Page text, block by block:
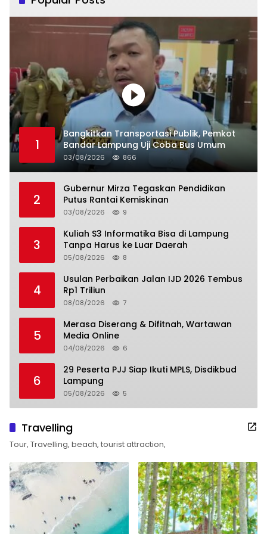
1
Bangkitkan Transportasi Publik, Pemkot
Bandar Lampung Uji Coba Bus Umum
03/08/2026 866
2
Gubernur Mirza Tegaskan Pendidikan
Putus Rantai Kemiskinan
03/08/2026 9
3
Kuliah S3 Informatika Bisa di Lampung
Tanpa Harus ke Luar Daerah
05/08/2026 8
4
Usulan Perbaikan Jalan IJD 2026 Tembus
Rp1 Triliun
08/08/2026 7
5
Merasa Diserang & Difitnah, Wartawan
Media Online
04/08/2026 6
6
29 Peserta PJJ Siap Ikuti MPLS, Disdikbud
Lampung
05/08/2026 5
Travelling
Tour, Travelling, beach, tourist attraction,